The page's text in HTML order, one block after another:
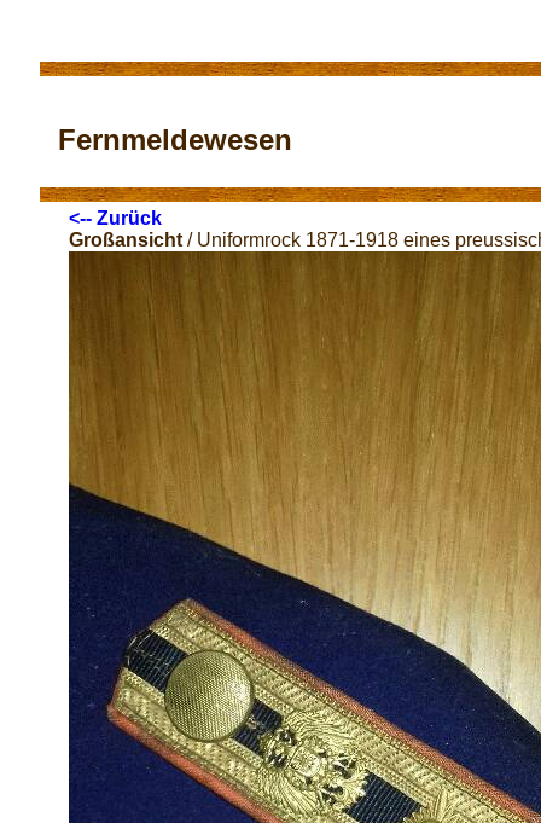
Fernmeldewesen
<-- Zurück
Großansicht/ Uniformrock 1871-1918 eines